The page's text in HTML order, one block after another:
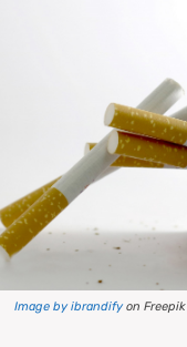
ПОИСК ПО САЙТУ
Image by ibrandifyon Freepik